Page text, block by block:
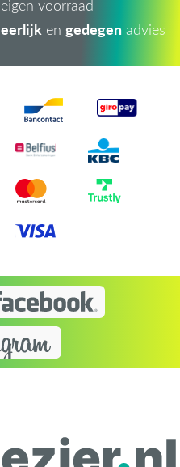
eigen voorraad
eerlijk en gedegen advies